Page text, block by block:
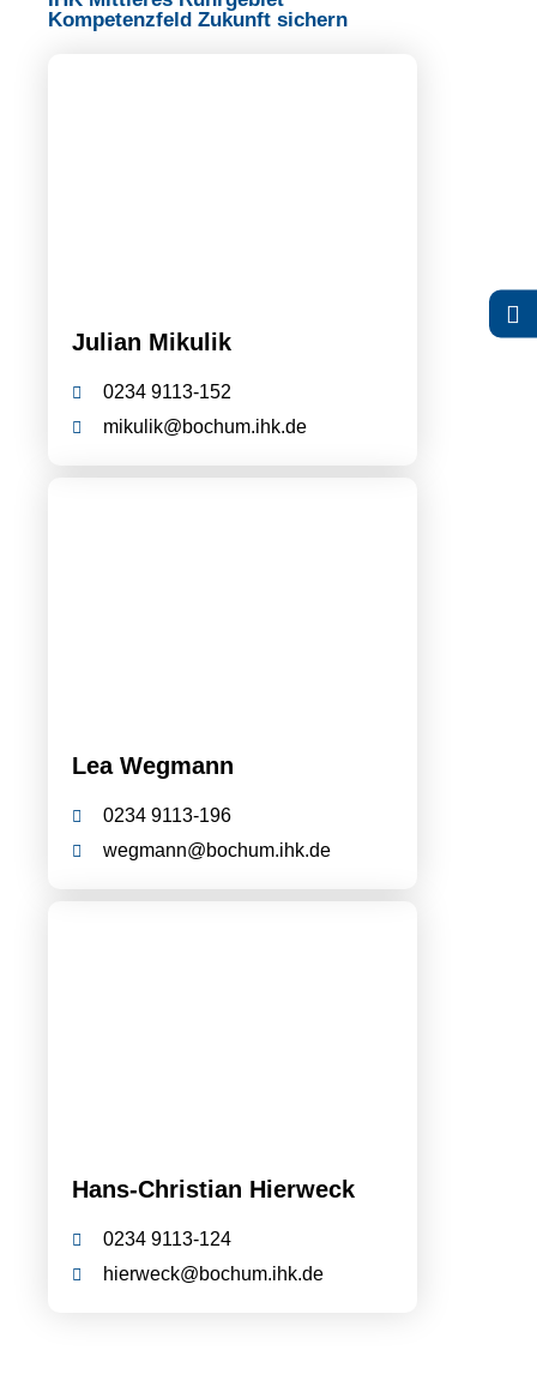
Kompetenzfeld Zukunft sichern
Julian Mikulik
0234 9113-152
mikulik@bochum.ihk.de
Lea Wegmann
0234 9113-196
wegmann@bochum.ihk.de
Hans-Christian Hierweck
0234 9113-124
hierweck@bochum.ihk.de